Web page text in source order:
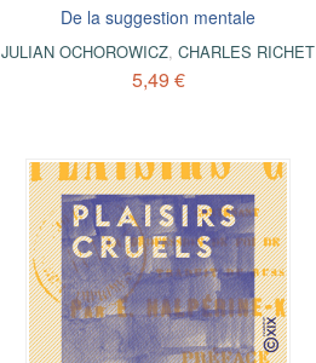
De la suggestion mentale
JULIAN OCHOROWICZ,CHARLES RICHET
5,49 €